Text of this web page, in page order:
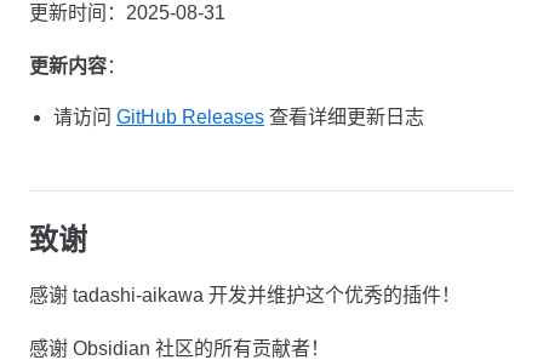
更新时间：2025-08-31
更新内容：
请访问 GitHub Releases 查看详细更新日志
致谢
感谢 tadashi-aikawa 开发并维护这个优秀的插件！
感谢 Obsidian 社区的所有贡献者！